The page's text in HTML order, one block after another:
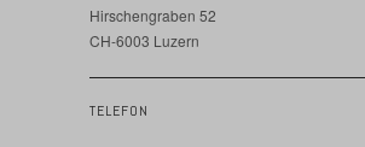
Hirschengraben 52
CH-6003 Luzern
TELEFON